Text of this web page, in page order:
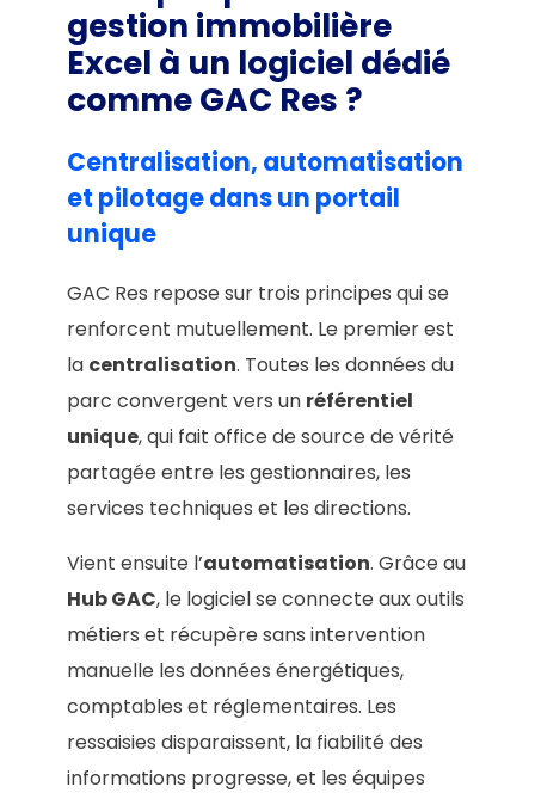
gestion immobilière
Excel à un logiciel dédié
comme GAC Res ?
Centralisation, automatisation
et pilotage dans un portail
unique
GAC Res repose sur trois principes qui se
renforcent mutuellement. Le premier est
la centralisation. Toutes les données du
parc convergent vers un référentiel
unique, qui fait office de source de vérité
partagée entre les gestionnaires, les
services techniques et les directions.
Vient ensuite l’automatisation. Grâce au
Hub GAC, le logiciel se connecte aux outils
métiers et récupère sans intervention
manuelle les données énergétiques,
comptables et réglementaires. Les
ressaisies disparaissent, la fiabilité des
informations progresse, et les équipes